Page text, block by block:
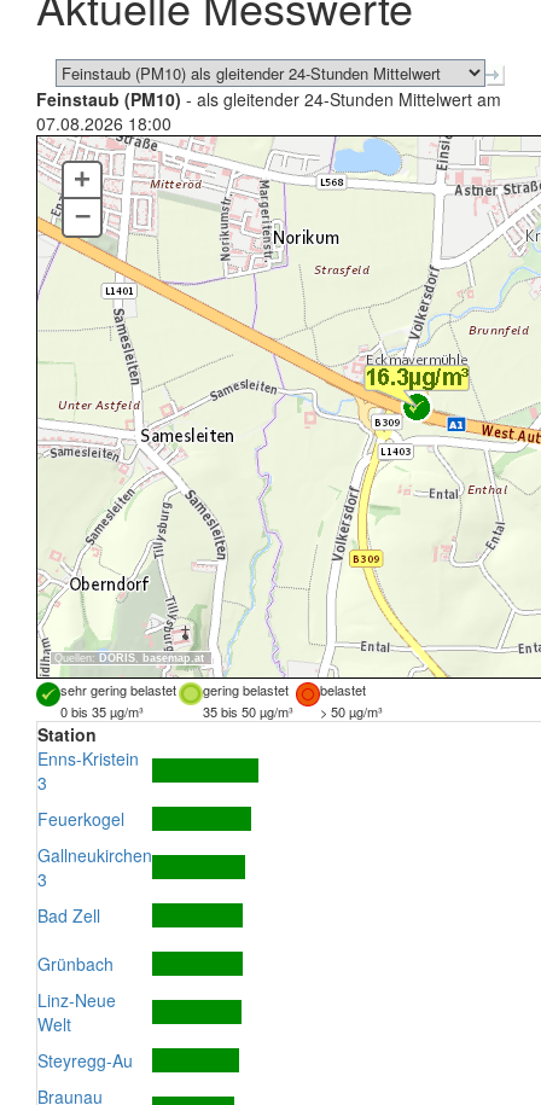
Feinstaub (PM10) - als gleitender 24-Stunden Mittelwert am
07.08.2026 18:00
Quellen: DORIS, basemap.at
+
–
sehr gering belastet gering belastet
belastet
0 bis 35 µg/m³
35 bis 50 µg/m³ > 50 µg/m³
Station
Enns-Kristein
3
Feuerkogel
Gallneukirchen
3
Bad Zell
Grünbach
Linz-Neue
Welt
Steyregg-Au
Braunau